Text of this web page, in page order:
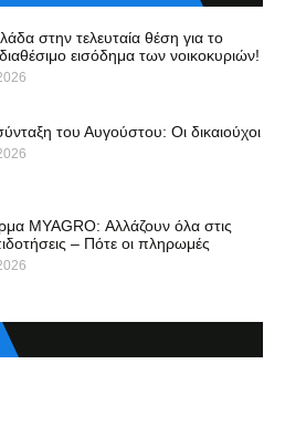
στην τελευταία θέση για το
εισόδημα των νοικοκυριών!
του Αυγούστου: Οι δικαιούχοι
MYAGRO: Αλλάζουν όλα στις
– Πότε οι πληρωμές